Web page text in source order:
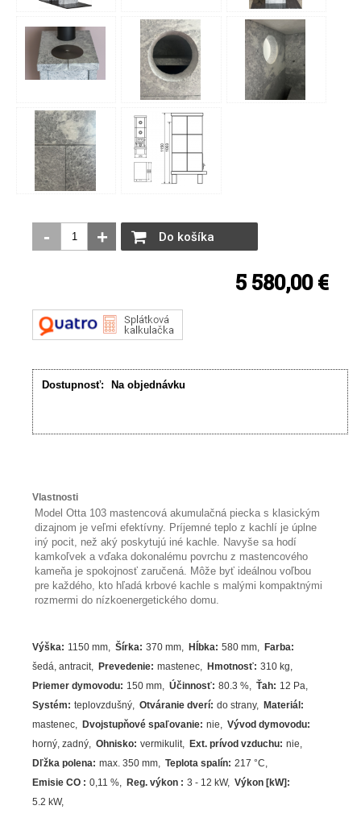
- + Do košíka
5 580,00 €
Dostupnosť: Na objednávku
Vlastnosti
Model Otta 103 mastencová akumulačná piecka s klasickým
dizajnom je veľmi efektívny. Príjemné teplo z kachlí je úplne
iný pocit, než aký poskytujú iné kachle. Navyše sa hodí
kamkoľvek a vďaka dokonalému povrchu z mastencového
kameňa je spokojnosť zaručená. Môže byť ideálnou voľbou
pre každého, kto hľadá krbové kachle s malými kompaktnými
rozmermi do nízkoenergetického domu.
Výška: 1150 mm Šírka: 370 mm Hĺbka: 580 mm Farba:
šedá,antracit Prevedenie: mastenec Hmotnosť: 310 kg
Priemer dymovodu: 150 mm Účinnosť: 80.3% Ťah: 12 Pa
Systém: teplovzdušný Otváranie dverí: do strany Materiál :
mastenec
Dvojstupňové spaľovanie: nie Vývod dymovodu:
horný, zadný
Ohnisko: vermikulit Ext. prívod vzduchu: nie
Dľžka polena: max. 350 mm Teplota spalín: 217°C
Emisie CO : 0,11 % Reg. výkon : 3 - 12 kW Výkon [kW] :
5.2 kW